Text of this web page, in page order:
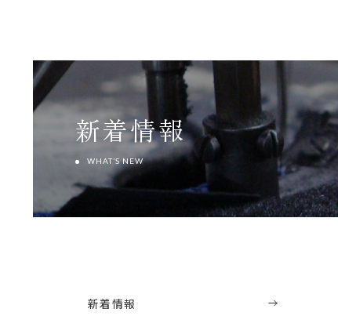
新着情報
WHAT’S NEW
新着情報